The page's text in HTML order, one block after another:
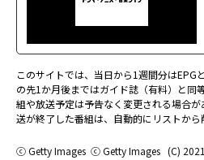
このサイトでは、当日から1週間分はEPG
の先1か月後まではガイド誌（有料）と同
組や放送予定は予告なく変更される場合
送が終了した番組は、自動的にリストから
ⓒ Getty Images ⓒ Getty Images (C)